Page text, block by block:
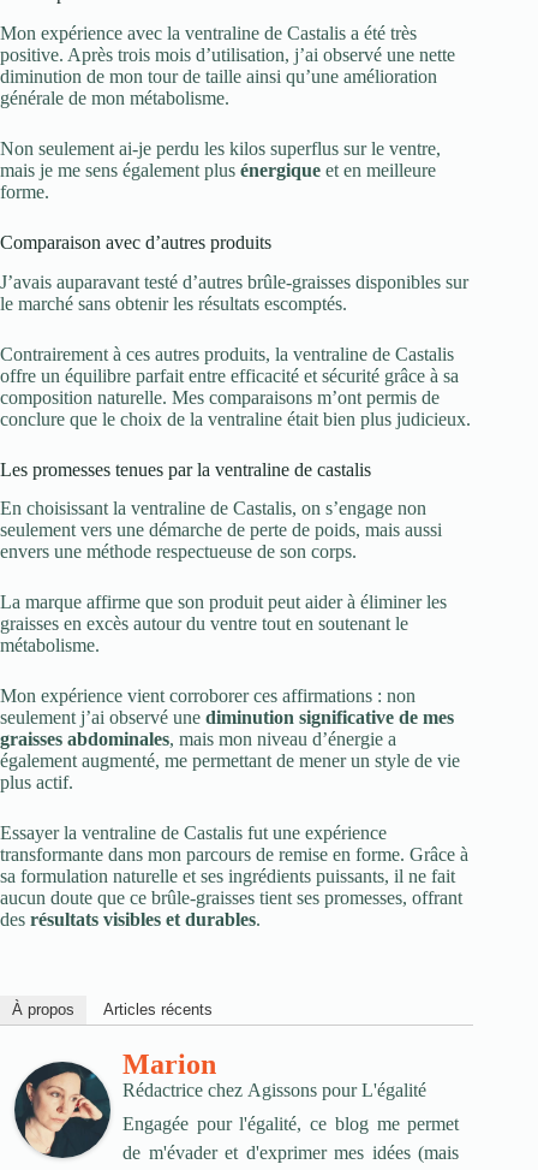
Mon expérience avec la ventraline de Castalis a été très
positive. Après trois mois d’utilisation, j’ai observé une nette
diminution de mon tour de taille ainsi qu’une amélioration
générale de mon métabolisme.
Non seulement ai-je perdu les kilos superflus sur le ventre,
mais je me sens également plus énergique et en meilleure
forme.
Comparaison avec d’autres produits
J’avais auparavant testé d’autres brûle-graisses disponibles sur
le marché sans obtenir les résultats escomptés.
Contrairement à ces autres produits, la ventraline de Castalis
offre un équilibre parfait entre efficacité et sécurité grâce à sa
composition naturelle. Mes comparaisons m’ont permis de
conclure que le choix de la ventraline était bien plus judicieux.
Les promesses tenues par la ventraline de castalis
En choisissant la ventraline de Castalis, on s’engage non
seulement vers une démarche de perte de poids, mais aussi
envers une méthode respectueuse de son corps.
La marque affirme que son produit peut aider à éliminer les
graisses en excès autour du ventre tout en soutenant le
métabolisme.
Mon expérience vient corroborer ces affirmations : non
seulement j’ai observé une diminution significative de mes
graisses abdominales, mais mon niveau d’énergie a
également augmenté, me permettant de mener un style de vie
plus actif.
Essayer la ventraline de Castalis fut une expérience
transformante dans mon parcours de remise en forme. Grâce à
sa formulation naturelle et ses ingrédients puissants, il ne fait
aucun doute que ce brûle-graisses tient ses promesses, offrant
des résultats visibles et durables.
À propos Articles récents
Marion
Rédactrice chez Agissons pour L'égalité
Engagée pour l'égalité, ce blog me permet
de m'évader et d'exprimer mes idées (mais